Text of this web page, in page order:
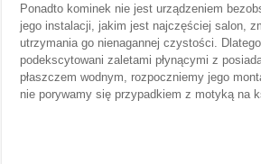
Ponadto kominek nie jest urządzeniem
jego instalacji, jakim jest najczęściej salon,
utrzymania go nienagannej czystości.
podekscytowani zaletami płynącymi z
płaszczem wodnym, rozpoczniemy jego
nie porywamy się przypadkiem z motyką na